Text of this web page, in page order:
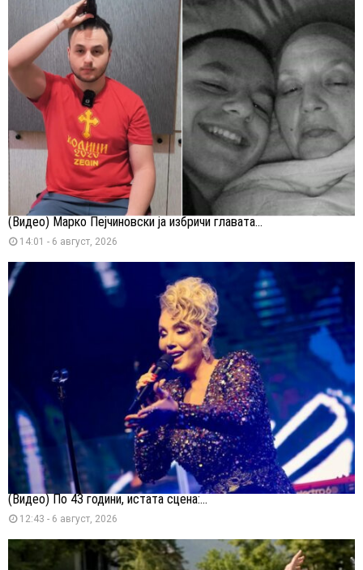
(Видео) Марко Пејчиновски ја избричи главата...
14:01 - 6 август, 2026
(Видео) По 43 години, истата сцена:...
12:43 - 6 август, 2026